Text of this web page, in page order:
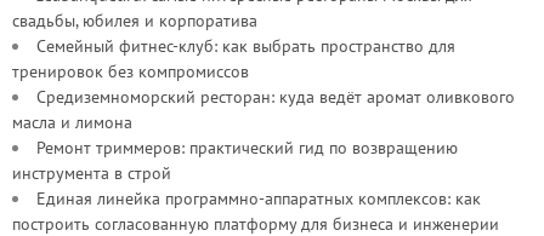
свадьбы, юбилея и корпоратива
Семейный фитнес-клуб: как выбрать пространство для
тренировок без компромиссов
Средиземноморский ресторан: куда ведёт аромат оливкового
масла и лимона
Ремонт триммеров: практический гид по возвращению
инструмента в строй
Единая линейка программно-аппаратных комплексов: как
построить согласованную платформу для бизнеса и инженерии